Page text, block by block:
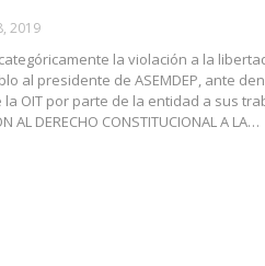
2019
la violación a la
al presidente de ASEMDEP, ante
OIT por parte de la entidad a sus
AL DERECHO CONSTITUCIONAL A LA…